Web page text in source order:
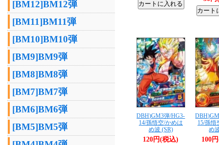
[BM12]BM12弾
[BM11]BM11弾
[BM10]BM10弾
[BM9]BM9弾
[BM8]BM8弾
[BM7]BM7弾
[BM6]BM6弾
[BM5]BM5弾
DBH)GM3弾/HG3-
14/孫悟空/かめは
め波 (SR)
120円(税込)
15/孫悟
め
100